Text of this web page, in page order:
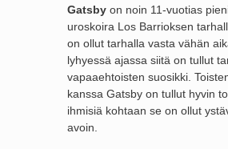
Gatsby on noin 11-vuotias
uroskoira Los Barrioksen
on ollut tarhalla vasta vähän
lyhyessä ajassa siitä on tullut
vapaaehtoisten suosikki.
kanssa Gatsby on tullut hyvin
ihmisiä kohtaan se on ollut
avoin.